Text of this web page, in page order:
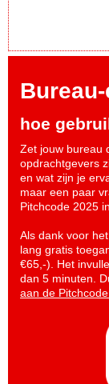
hoe
Zet jouw bureau
opdrachtgevers
en wat zijn je
maar een paar
Pitchcode 2025
Als dank voor
lang gratis
€65,-). Het
dan 5 minuten.
aan de